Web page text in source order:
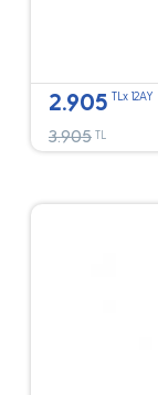
2.905 TLx 12AY
3.905 TL